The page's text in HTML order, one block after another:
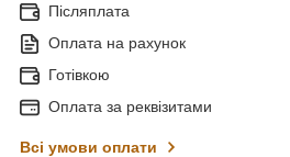
Післяплата
Оплата на рахунок
Готівкою
Оплата за реквізитами
Всі умови оплати